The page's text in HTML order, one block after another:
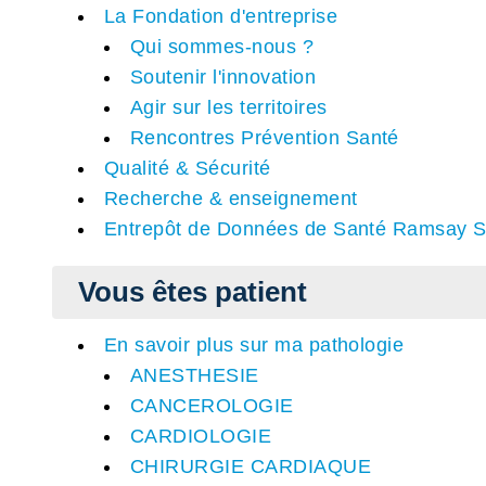
La Fondation d'entreprise
Qui sommes-nous ?
Soutenir l'innovation
Agir sur les territoires
Rencontres Prévention Santé
Qualité & Sécurité
Recherche & enseignement
Entrepôt de Données de Santé Ramsay
Vous êtes patient
En savoir plus sur ma pathologie
ANESTHESIE
CANCEROLOGIE
CARDIOLOGIE
CHIRURGIE CARDIAQUE